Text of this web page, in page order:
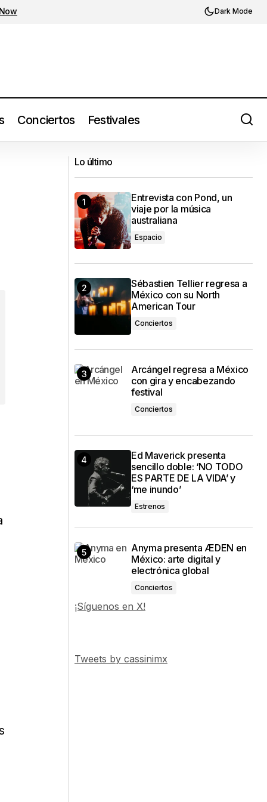
Dark Mode
Conciertos Festivales
Puerto Rico
Lo último
Entrevista con Pond, un
viaje por la música
australiana
Espacio
Sébastien Tellier regresa a
México con su North
American Tour
Conciertos
Arcángel regresa a México
con gira y encabezando
festival
Conciertos
Ed Maverick presenta
sencillo doble: ‘NO TODO
ES PARTE DE LA VIDA’ y
‘me inundo’
Estrenos
Anyma presenta ÆDEN en
México: arte digital y
electrónica global
Conciertos
¡Síguenos en X!
Tweets by cassinimx